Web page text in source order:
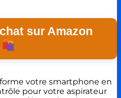
sur Amazon
votre smartphone en
pour votre aspirateur